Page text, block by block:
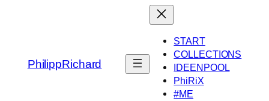
PhilippRichard
START
COLLECTIONS
IDEENPOOL
PhiRiX
#ME